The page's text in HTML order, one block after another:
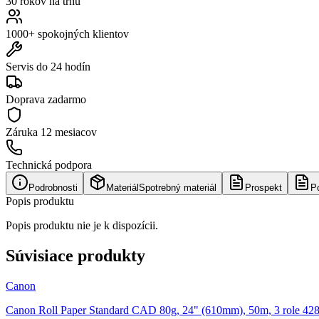
1000+ spokojných klientov
Servis do 24 hodín
Doprava zadarmo
Záruka 12 mesiacov
Technická podpora
Podrobnosti Materiál Spotrebný materiál Prospekt
Popis produktu
Popis produktu nie je k dispozícii.
Súvisiace produkty
Canon
Canon Roll Paper Standard CAD 80g, 24" (610mm), 50m, 3 role